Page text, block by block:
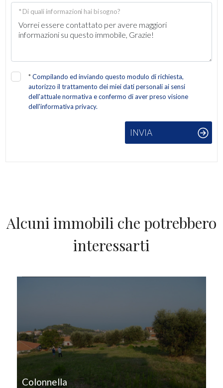
* Di quali informazioni hai bisogno?
*Compilando ed inviando questo modulo di richiesta,
autorizzo il trattamento dei miei dati personali ai sensi
dell'attuale normativa e confermo di aver preso visione
dell'informativa privacy.
INVIA
Alcuni immobili che potrebbero
interessarti
Colonnella
Giardino
Posto auto/Box
Balcone/Terrazzo
Ascensore